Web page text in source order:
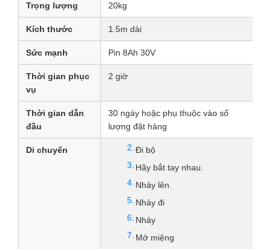
Trọng lượng 20kg
Kích thước 1.5m dài
Sức mạnh Pin 8Ah 30V
Thời gian phục
vụ
2 giờ
Thời gian dẫn
đầu
30 ngày hoặc phụ thuộc vào số
lượng đặt hàng
Di chuyển
Đi bộ
Hãy bắt tay nhau.
Nhảy lên.
Nhảy đi
Nhảy
Mở miệng